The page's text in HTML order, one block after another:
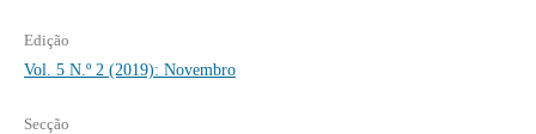
Edição
Vol. 5 N.º 2 (2019): Novembro
Secção